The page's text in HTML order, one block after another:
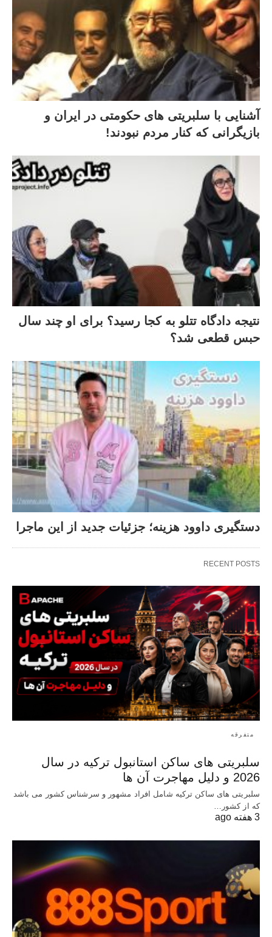
آشنایی با سلبریتی های حکومتی در ایران و
بازیگرانی که کنار مردم نبودند!
نتیجه دادگاه تتلو به کجا رسید؟ برای او چند سال
حبس قطعی شد؟
دستگیری داوود هزینه؛ جزئیات جدید از این ماجرا
RECENT POSTS
متفرقه
سلبریتی های ساکن استانبول ترکیه در سال
2026 و دلیل مهاجرت آن ها
سلبریتی های ساکن ترکیه شامل افراد مشهور و سرشناس کشور می باشد
که از کشور…
3 هفته ago